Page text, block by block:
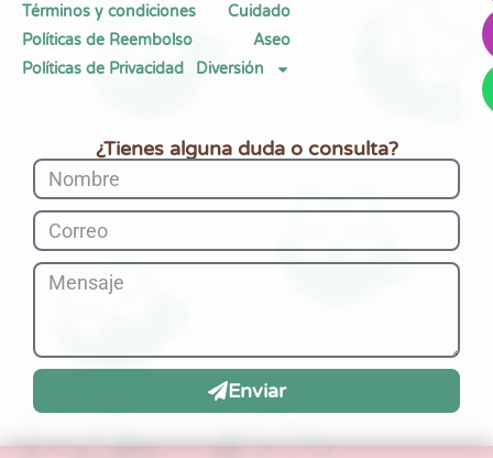
Términos y condiciones
Políticas de Reembolso
Políticas de Privacidad
Cuidado
Aseo
Diversión
¿Tienes alguna duda o consulta?
Enviar